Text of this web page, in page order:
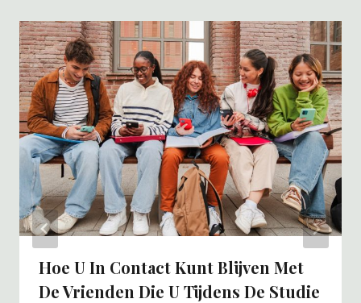
Hoe U In Contact Kunt Blijven Met
De Vrienden Die U Tijdens De Studie